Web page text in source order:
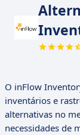
O inFlow
inventários e
alternativas no
necessidades de